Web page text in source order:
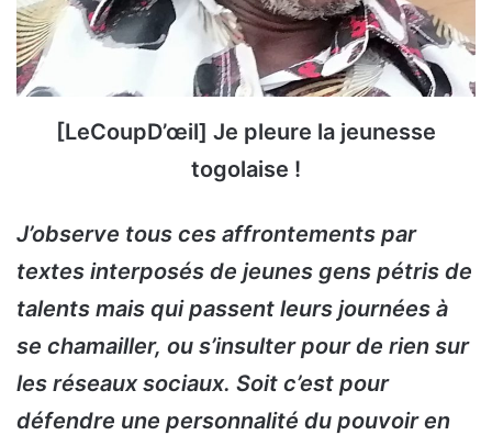
[LeCoupD’œil] Je pleure la jeunesse
togolaise !
J’observe tous ces affrontements par
textes interposés de jeunes gens pétris de
talents mais qui passent leurs journées à
se chamailler, ou s’insulter pour de rien sur
les réseaux sociaux. Soit c’est pour
défendre une personnalité du pouvoir en